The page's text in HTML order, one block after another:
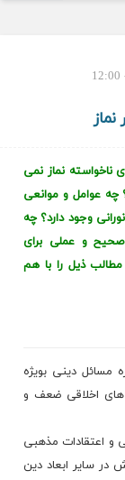
ناخواسته نماز نمی
چه عوامل و موانعی
وجود دارد؟ چه
صحیح و عملی برای
مطالب ذیل را با هم
دینی بویژه
اخلاقی ضعف و
و اعتقادات مذهبی
سایر ابعاد دین